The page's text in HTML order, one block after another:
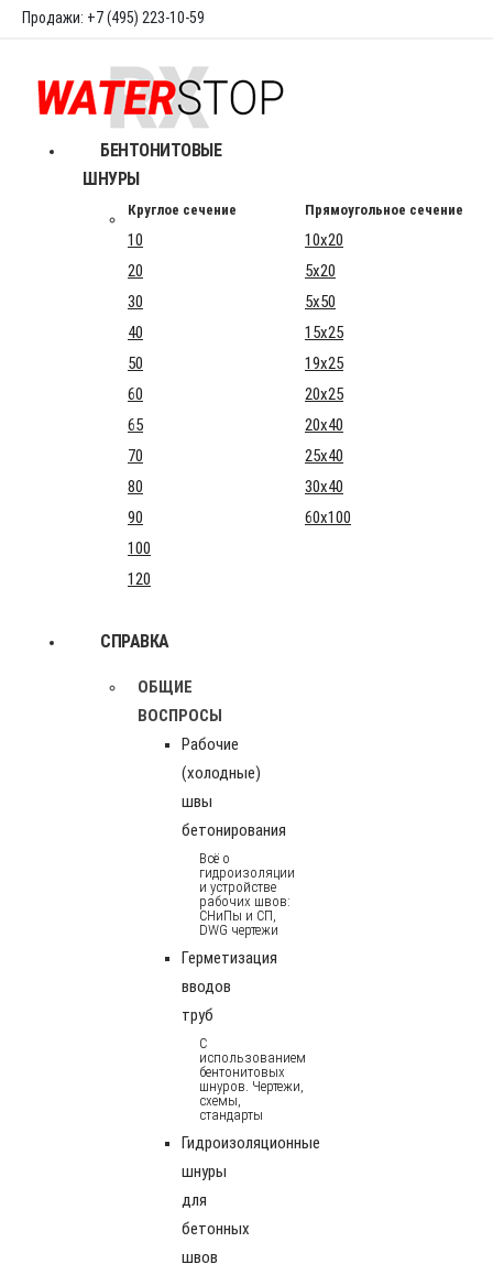
Продажи: +7 (495) 223-10-59
БЕНТОНИТОВЫЕ
ШНУРЫ
Круглое сечение Прямоугольное сечение
10
10x20
20
5x20
30
5x50
40
15x25
50
19x25
60
20x25
65
20x40
70
25x40
80
30x40
90
60x100
100
120
СПРАВКА
ОБЩИЕ
ВОСПРОСЫ
Рабочие
(холодные)
швы
бетонирования
Всё о
гидроизоляции
и устройстве
рабочих швов:
СНиПы и СП,
DWG чертежи
Герметизация
вводов
труб
С
использованием
бентонитовых
шнуров. Чертежи,
схемы,
стандарты
Гидроизоляционные
шнуры
для
бетонных
швов